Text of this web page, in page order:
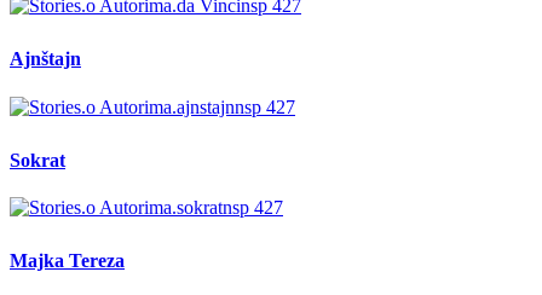
Ajnštajn
Sokrat
Majka Tereza